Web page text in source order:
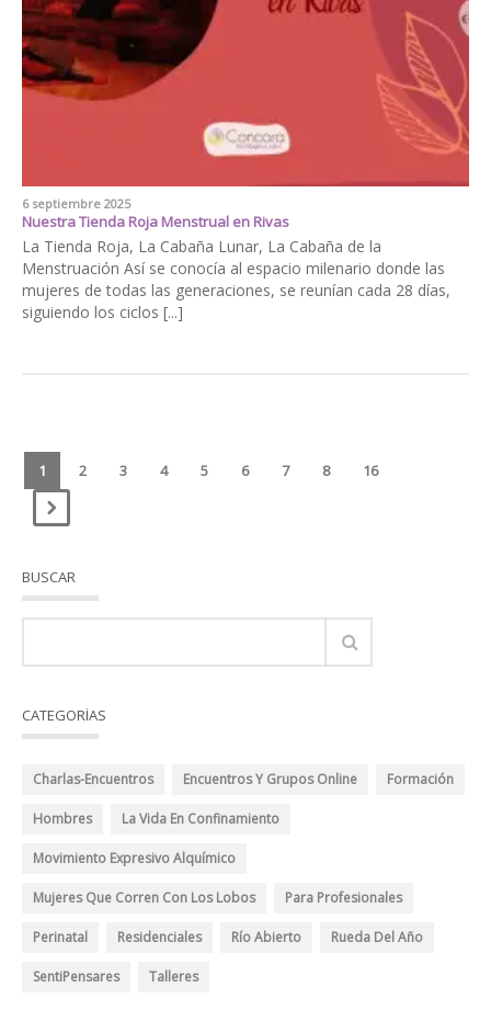
6 septiembre 2025
Nuestra Tienda Roja Menstrual en Rivas
La Tienda Roja, La Cabaña Lunar, La Cabaña de la
Menstruación Así se conocía al espacio milenario donde las
mujeres de todas las generaciones, se reunían cada 28 días,
siguiendo los ciclos [...]
1 2 3 4 5 6 7 8 16
BUSCAR
CATEGORÍAS
Charlas-Encuentros Encuentros Y Grupos Online Formación
Hombres La Vida En Confinamiento
Movimiento Expresivo Alquímico
Mujeres Que Corren Con Los Lobos Para Profesionales
Perinatal Residenciales Río Abierto Rueda Del Año
SentiPensares Talleres